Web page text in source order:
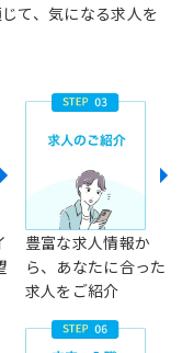
て、気になる求人を
豊富な求人情報か
ら、あなたに合った
求人をご紹介